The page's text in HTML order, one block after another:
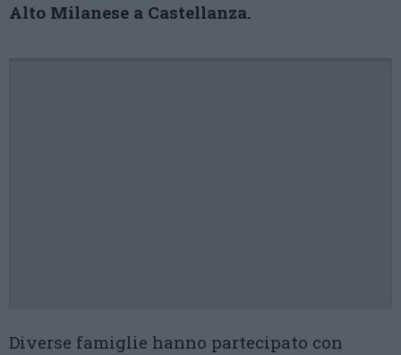
Alto Milanese a Castellanza.
Diverse famiglie hanno partecipato con